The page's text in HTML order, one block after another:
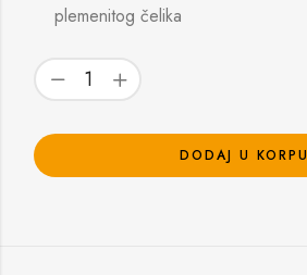
plemenitog čelika
DODAJ U KORPU